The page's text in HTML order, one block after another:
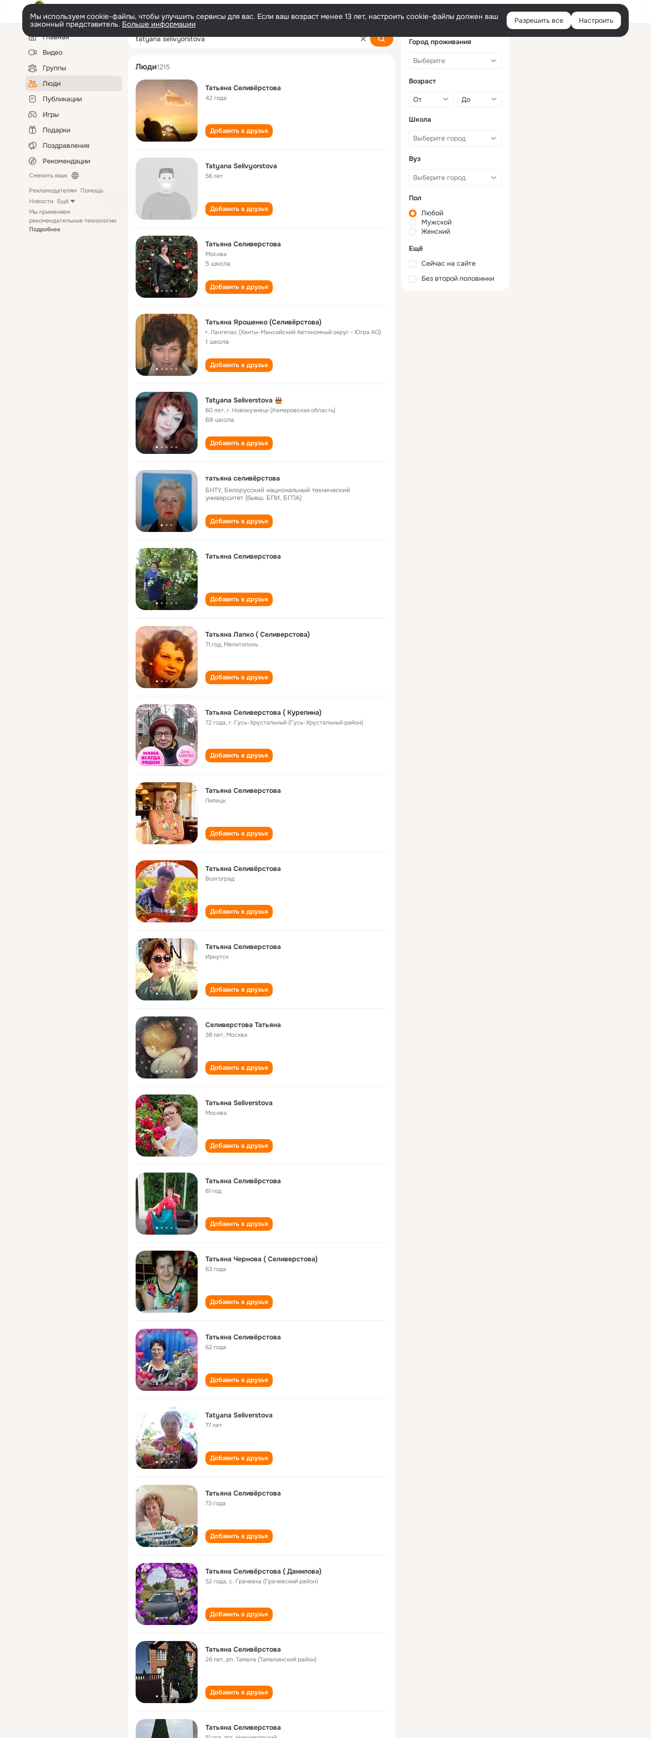
Войти
Мы используем cookie-файлы, чтобы улучшить сервисы для вас. Если ваш возраст менее 13 лет, настроить cookie-файлы должен ваш
законный представитель. Больше информации Разрешить все Настроить
Левая
колонкаГлавная
Видео
Группы
Люди
Публикации
Игры
Подарки
Поздравления
Рекомендации
Сменить язык
Рекламодателям Помощь
Новости Ещё
Мы применяем
рекомендательные технологии
Подробнее
tatyana selivyorstova
Люди1215
Татьяна Селивёрстова
42 года
Добавить в друзья
Tatyana Selivyorstova
56 лет
Добавить в друзья
Татьяна Селиверстова
Москва
5 школа
Добавить в друзья
Татьяна Ярошенко (Селивëрстова)
г. Лангепас (Ханты-Мансийский Автономный округ - Югра АО)
1 школа
Добавить в друзья
Tatyana Seliverstova
60 лет,г. Новокузнецк (Кемеровская область)
69 школа
Добавить в друзья
татьяна селивёрстова
БНТУ, Белорусский национальный технический
университет (бывш. БПИ, БГПА)
Добавить в друзья
Татьяна Селиверстова
Добавить в друзья
Татьяна Лапко ( Селиверстова)
71 год, Мелитополь
Добавить в друзья
Татьяна Селиверстова ( Курепина)
72 года,г. Гусь-Хрустальный (Гусь-Хрустальный район)
Добавить в друзья
Татьяна Селиверстова
Липецк
Добавить в друзья
Татьяна Селивёрстова
Волгоград
Добавить в друзья
Татьяна Селиверстова
Иркутск
Добавить в друзья
Селиверстова Татьяна
38 лет, Москва
Добавить в друзья
Татьяна Seliverstova
Москва
Добавить в друзья
Татьяна Селивёрстова
61 год
Добавить в друзья
Татьяна Чернова ( Селиверстова)
63 года
Добавить в друзья
Татьяна Селивёрстова
62 года
Добавить в друзья
Tatyana Seliverstova
77 лет
Добавить в друзья
Татьяна Селивёрстова
73 года
Добавить в друзья
Татьяна Селивёрстова ( Данилова)
52 года,с. Грачевка (Грачевский район)
Добавить в друзья
Татьяна Селивёрстова
26 лет,рп. Тамала (Тамалинский район)
Добавить в друзья
Татьяна Селиверстова
Город проживания
Возраст
Школа
Вуз
Пол
Любой
Мужской
Женский
Ещё
Сейчас на сайте
Без второй половинки